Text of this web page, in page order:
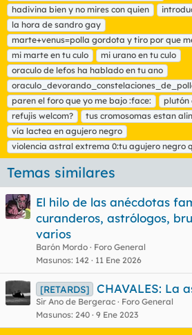
hadivina bien y no mires con quien
la hora de sandro gay
marte+venus=polla gordota y tiro por que
mi marte en tu culo
mi urano en tu culo
oraculo de lefos ha hablado en tu ano
paren el foro que yo me bajo :face:
plutón
refujis welcom?
tus cromosomas estan
vía lactea en agujero negro
violencia astral extrema 0:tu agujero negro
Temas similares
El hilo de las anécdotas
curanderos, astrólogos,
varios
Barón Mordo
Foro General
Masunos 142 11 Ene 2026
[RETARDS] CHAVALES: La
Sir Ano de Bergerac
Foro General
Masunos 240 9 Ene 2023